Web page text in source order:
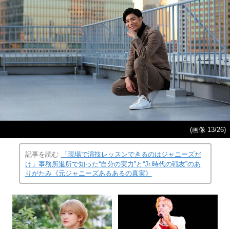
(画像 13/26)
記事を読む
「現場で演技レッスンできるのはジャニーズだ
け」事務所退所で知った“自分の実力”と“Jr.時代の戦友”のあ
りがたみ《元ジャニーズあるあるの真実》